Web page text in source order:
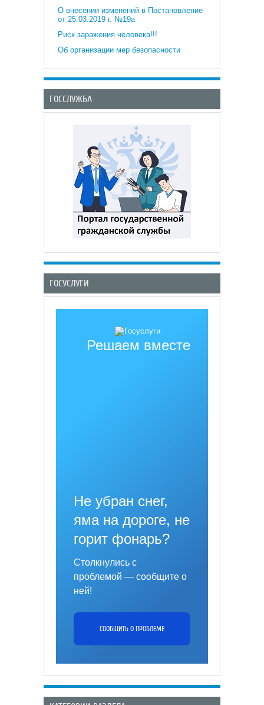
О внесении изменений в Постановление
от 25.03.2019 г. №19а
Риск заражения человека!!!
Об организации мер безопасности
ГОССЛУЖБА
ГОСУСЛУГИ
Решаем вместе
Не убран снег,
яма на дороге, не
горит фонарь?
Столкнулись с
проблемой — сообщите о
ней!
СООБЩИТЬ О ПРОБЛЕМЕ